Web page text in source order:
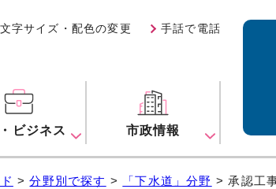
文字サイズ・配色の変更 手話で電話
ビジネス 市政情報
>分野別で探す > 「下水道」分野 > 承認工